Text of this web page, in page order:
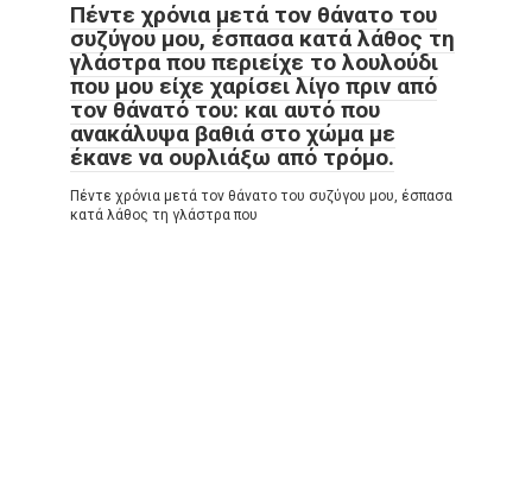
Πέντε χρόνια μετά τον θάνατο του
συζύγου μου, έσπασα κατά λάθος τη
γλάστρα που περιείχε το λουλούδι
που μου είχε χαρίσει λίγο πριν από
τον θάνατό του: και αυτό που
ανακάλυψα βαθιά στο χώμα με
έκανε να ουρλιάξω από τρόμο.
Πέντε χρόνια μετά τον θάνατο του συζύγου μου, έσπασα
κατά λάθος τη γλάστρα που